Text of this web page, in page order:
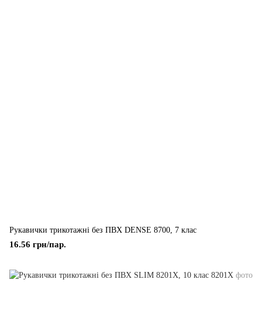
Рукавички трикотажні без ПВХ DENSE 8700, 7 клас
16.56 грн/пар.